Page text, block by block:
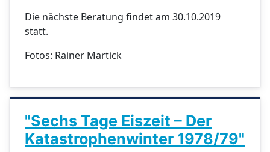
Die nächste Beratung findet am 30.10.2019
statt.
Fotos: Rainer Martick
"Sechs Tage Eiszeit – Der
Katastrophenwinter 1978/79"